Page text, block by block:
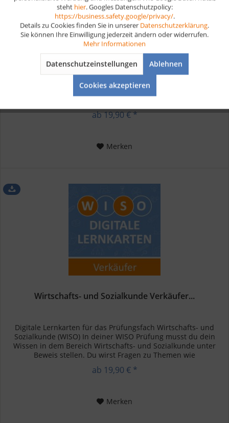
Verkäufer Lernkarten Digital
In deiner Ausbildung zum Verkäufer wirst du viele wichtige
Fähigkeiten erlernen, um erfolgreich im Einzelhandel tätig zu
sein. Du wirst in erster Linie lernen, Kunden...
ab 19,90 € *
Merken
Wirtschafts- und Sozialkunde Verkäufer...
Digitale Lernkarten für das Prüfungsfach Wirtschafts- und
Sozialkunde (WISO) In deiner WISO Prüfung musst du dein
Wissen in dem Bereich Wirtschafts- und Sozialkunde unter
Beweis stellen. Du wirst Fragen zu Themen wie
ab 19,90 € *
Merken
Aktiv
steht hier. Googles Datenschutzpolicy:
https://business.safety.google/privacy/.
Details zu Cookies finden Sie in unserer Datenschutzerklärung.
Sie können Ihre Einwilligung jederzeit ändern oder widerrufen.
Mehr Informationen
Datenschutzeinstellungen Ablehnen
Cookies akzeptieren